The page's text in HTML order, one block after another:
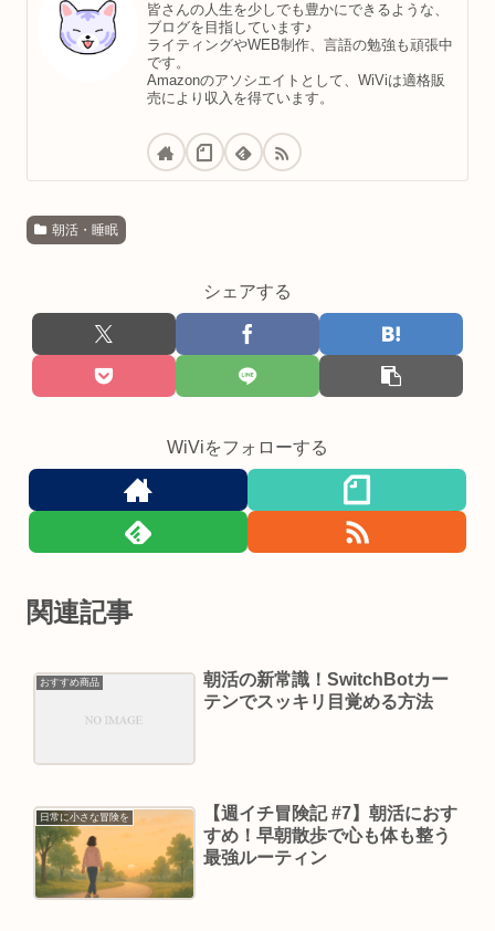
皆さんの人生を少しでも豊かにできるような、
ブログを目指しています♪
ライティングやWEB制作、言語の勉強も頑張中
です。
Amazonのアソシエイトとして、WiViは適格販
売により収入を得ています。
朝活・睡眠
シェアする
WiViをフォローする
関連記事
おすすめ商品
朝活の新常識！SwitchBotカー
テンでスッキリ目覚める方法
日常に小さな冒険を
【週イチ冒険記 #7】朝活におす
すめ！早朝散歩で心も体も整う
最強ルーティン